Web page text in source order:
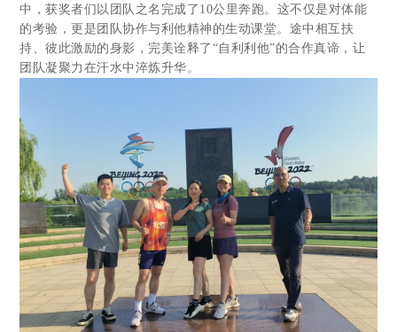
中，获奖者们以团队之名完成了10公里奔跑。这不仅是对体能
的考验，更是团队协作与利他精神的生动课堂。途中相互扶
持、彼此激励的身影，完美诠释了“自利利他”的合作真谛，让
团队凝聚力在汗水中淬炼升华。